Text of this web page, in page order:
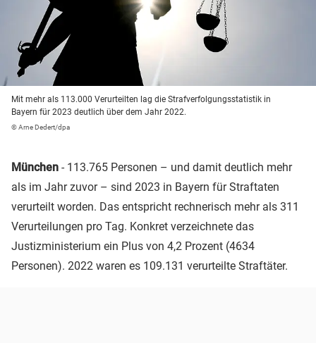
Mit mehr als 113.000 Verurteilten lag die Strafverfolgungsstatistik in
Bayern für 2023 deutlich über dem Jahr 2022.
© Arne Dedert/dpa
München - 113.765 Personen – und damit deutlich mehr
als im Jahr zuvor – sind 2023 in Bayern für Straftaten
verurteilt worden. Das entspricht rechnerisch mehr als 311
Verurteilungen pro Tag. Konkret verzeichnete das
Justizministerium ein Plus von 4,2 Prozent (4634
Personen). 2022 waren es 109.131 verurteilte Straftäter.